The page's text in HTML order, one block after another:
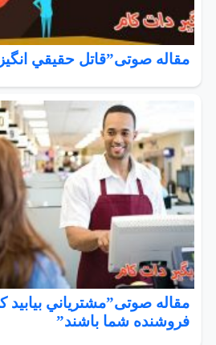
مقاله صوتی”قاتل حقيقي
مقاله صوتی”مشترياني بيابيد
فروشنده شما باشند”